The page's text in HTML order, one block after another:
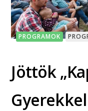
PROGRAMOK
Jöttök